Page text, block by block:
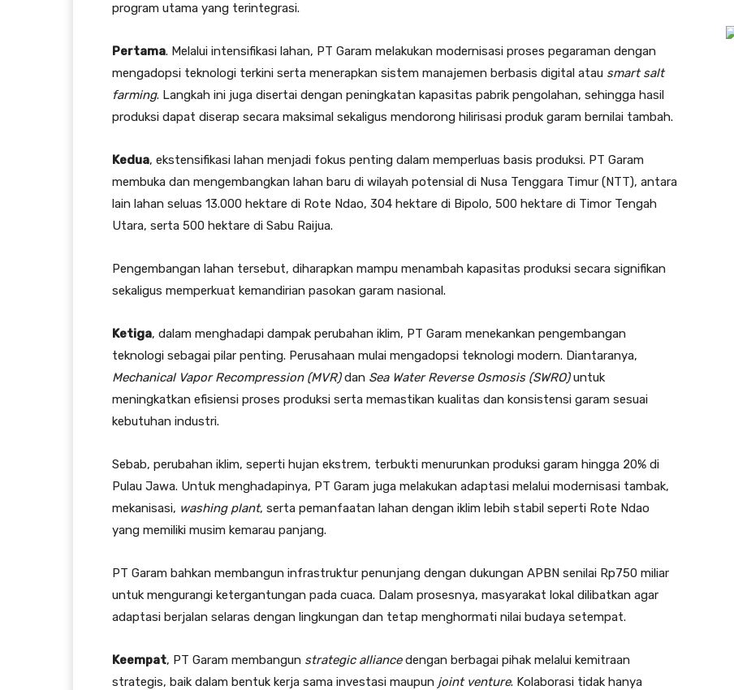
program utama yang terintegrasi.
Pertama. Melalui intensifikasi lahan, PT Garam melakukan modernisasi proses pegaraman dengan
mengadopsi teknologi terkini serta menerapkan sistem manajemen berbasis digital atau smart salt
farming. Langkah ini juga disertai dengan peningkatan kapasitas pabrik pengolahan, sehingga hasil
produksi dapat diserap secara maksimal sekaligus mendorong hilirisasi produk garam bernilai tambah.
Kedua, ekstensifikasi lahan menjadi fokus penting dalam memperluas basis produksi. PT Garam
membuka dan mengembangkan lahan baru di wilayah potensial di Nusa Tenggara Timur (NTT), antara
lain lahan seluas 13.000 hektare di Rote Ndao, 304 hektare di Bipolo, 500 hektare di Timor Tengah
Utara, serta 500 hektare di Sabu Raijua.
Pengembangan lahan tersebut, diharapkan mampu menambah kapasitas produksi secara signifikan
sekaligus memperkuat kemandirian pasokan garam nasional.
Ketiga, dalam menghadapi dampak perubahan iklim, PT Garam menekankan pengembangan
teknologi sebagai pilar penting. Perusahaan mulai mengadopsi teknologi modern. Diantaranya,
Mechanical Vapor Recompression (MVR)dan Sea Water Reverse Osmosis (SWRO)untuk
meningkatkan efisiensi proses produksi serta memastikan kualitas dan konsistensi garam sesuai
kebutuhan industri.
Sebab, perubahan iklim, seperti hujan ekstrem, terbukti menurunkan produksi garam hingga 20% di
Pulau Jawa. Untuk menghadapinya, PT Garam juga melakukan adaptasi melalui modernisasi tambak,
mekanisasi, washing plant, serta pemanfaatan lahan dengan iklim lebih stabil seperti Rote Ndao
yang memiliki musim kemarau panjang.
PT Garam bahkan membangun infrastruktur penunjang dengan dukungan APBN senilai Rp750 miliar
untuk mengurangi ketergantungan pada cuaca. Dalam prosesnya, masyarakat lokal dilibatkan agar
adaptasi berjalan selaras dengan lingkungan dan tetap menghormati nilai budaya setempat.
Keempat, PT Garam membangun strategic alliancedengan berbagai pihak melalui kemitraan
strategis, baik dalam bentuk kerja sama investasi maupun joint venture. Kolaborasi tidak hanya